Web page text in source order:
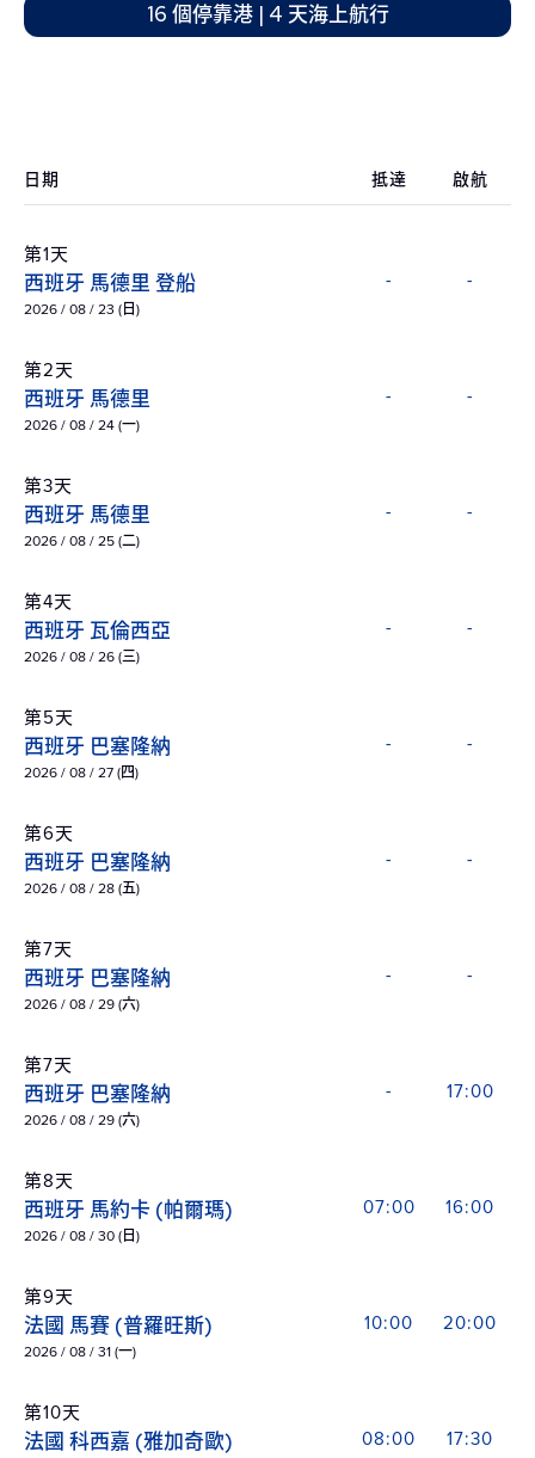
16 個停靠港 | 4 天海上航行
日期 抵達 啟航
第1天
西班牙 馬德里 登船
2026 / 08 / 23 (日)
- -
第2天
西班牙 馬德里
2026 / 08 / 24 (一)
- -
第3天
西班牙 馬德里
2026 / 08 / 25 (二)
- -
第4天
西班牙 瓦倫西亞
2026 / 08 / 26 (三)
- -
第5天
西班牙 巴塞隆納
2026 / 08 / 27 (四)
- -
第6天
西班牙 巴塞隆納
2026 / 08 / 28 (五)
- -
第7天
西班牙 巴塞隆納
2026 / 08 / 29 (六)
- -
第7天
西班牙 巴塞隆納
2026 / 08 / 29 (六)
- 17:00
第8天
西班牙 馬約卡 (帕爾瑪)
2026 / 08 / 30 (日)
07:00 16:00
第9天
法國 馬賽 (普羅旺斯)
2026 / 08 / 31 (一)
10:00 20:00
第10天
法國 科西嘉 (雅加奇歐) 08:00 17:30